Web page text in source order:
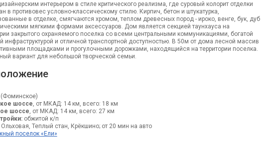
интерьером в стиле критического реализма, где суровый колорит отделки
в противовес условно-классическому стилю. Кирпич, бетон и штукатурка,
в отделке, смягчаются хромом, теплом древесных пород - ироко, венге, бук, дуб
мягкими формами аксессуаров. Дом является секцией таунхауса на
закрытого охраняемого поселка со всеми центральными коммуникациями, богатой
инфраструктурой и отличной транспортной доступностью. В 50м от дома лесной массив
площадками и прогулочными дорожками, находящийся на территории поселка.
вариант для небольшой творческой семьи.
(Фоминское)
шоссе, от МКАД: 14 км, всего: 18 км
шоссе, от МКАД: 14 км, всего: 27 км
обжитой к/п
Теплый стан, Крёкшино; от 20 мин на авто
поселок «Ели»